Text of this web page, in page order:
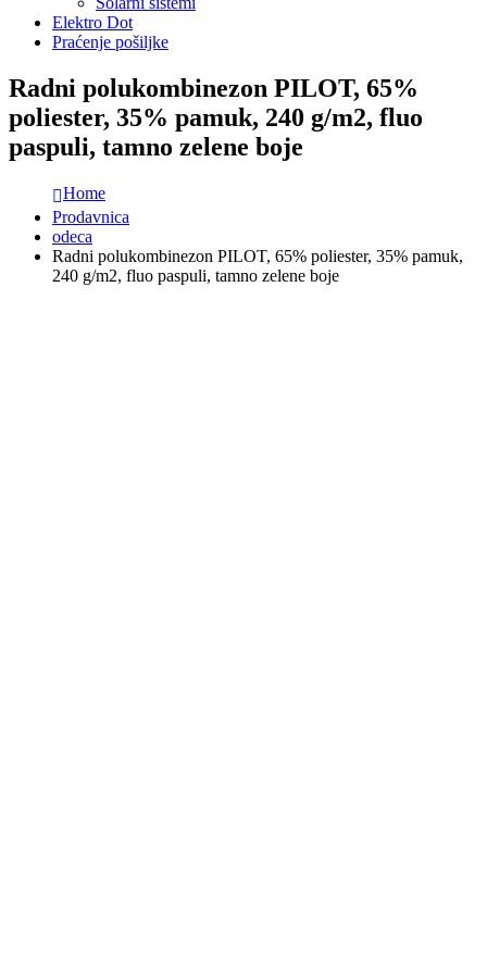
Elektro Dot
Praćenje pošiljke
Radni polukombinezon PILOT, 65%
poliester, 35% pamuk, 240 g/m2, fluo
paspuli, tamno zelene boje
Home
Prodavnica
odeca
Radni polukombinezon PILOT, 65% poliester, 35% pamuk,
240 g/m2, fluo paspuli, tamno zelene boje